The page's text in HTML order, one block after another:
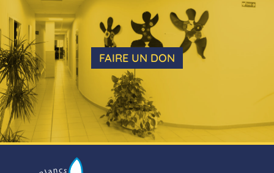
FAIRE UN DON